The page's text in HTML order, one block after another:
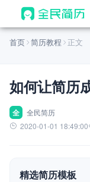
首页
AI 生成
AI 优化简历
AI 翻译
AI 模拟面试
首页 简历教程 正文
如何让简历
全
全民简历
2020-01-01 18:49:00
精选简历模板